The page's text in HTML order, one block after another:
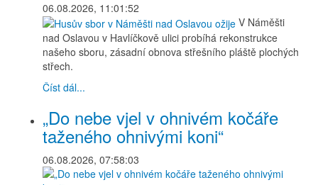
06.08.2026, 11:01:52
V Náměšti
nad Oslavou v Havlíčkově ulici probíhá rekonstrukce
našeho sboru, zásadní obnova střešního pláště plochých
střech.
Číst dál...
„Do nebe vjel v ohnivém kočáře
taženého ohnivými koni“
06.08.2026, 07:58:03